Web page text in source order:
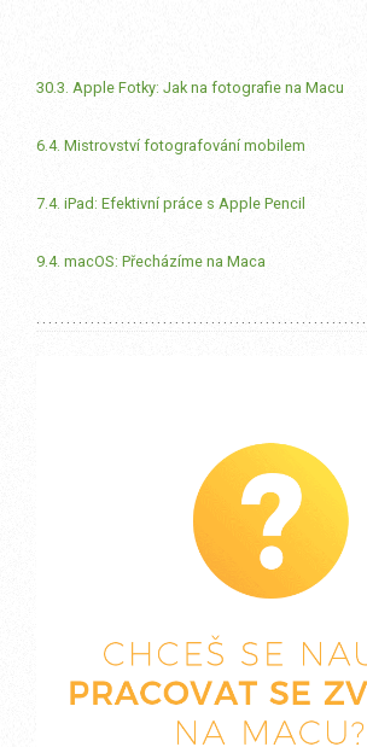
30.3. Apple Fotky: Jak na fotografie na Macu
6.4. Mistrovství fotografování mobilem
7.4. iPad: Efektivní práce s Apple Pencil
9.4. macOS: Přecházíme na Maca